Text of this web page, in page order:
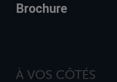
Brochure
À VOS CÔTÉS